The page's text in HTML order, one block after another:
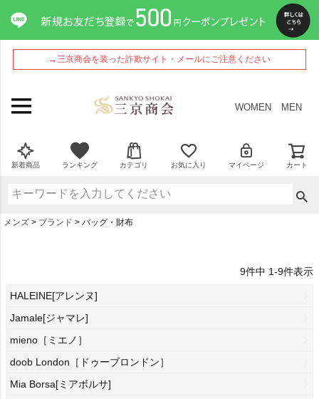
→三京商会を装った詐欺サイト・メールにご注意ください
WOMEN MEN
新着商品 ランキング カテゴリ お気に入り マイページ カート
メンズ ブランド バッグ・財布
9件中 1-9件表示
HALEINE[アレンヌ]
Jamale[ジャマレ]
mieno［ミエノ］
doob London［ドゥーブロンドン］
Mia Borsa[ミアボルサ]